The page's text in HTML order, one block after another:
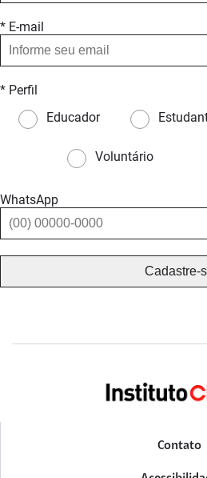
* E-mail
* Perfil
Educador
Voluntário
WhatsApp
Contato